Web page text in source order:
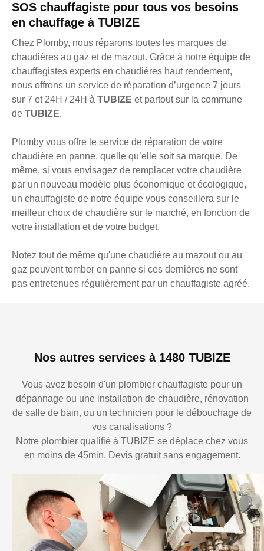
SOS chauffagiste pour tous vos besoins
en chauffage à TUBIZE
Chez Plomby, nous réparons toutes les marques de
chaudières au gaz et de mazout. Grâce à notre équipe de
chauffagistes experts en chaudières haut rendement,
nous offrons un service de réparation d’urgence 7 jours
sur 7 et 24H / 24H à TUBIZE et partout sur la commune
de TUBIZE.
Plomby vous offre le service de réparation de votre
chaudière en panne, quelle qu’elle soit sa marque. De
même, si vous envisagez de remplacer votre chaudière
par un nouveau modèle plus économique et écologique,
un chauffagiste de notre équipe vous conseillera sur le
meilleur choix de chaudière sur le marché, en fonction de
votre installation et de votre budget.
Notez tout de même qu'une chaudière au mazout ou au
gaz peuvent tomber en panne si ces dernières ne sont
pas entretenues régulièrement par un chauffagiste agréé.
Nos autres services à 1480 TUBIZE
Vous avez besoin d'un plombier chauffagiste pour un
dépannage ou une installation de chaudière, rénovation
de salle de bain, ou un technicien pour le débouchage de
vos canalisations ?
Notre plombier qualifié à TUBIZE se déplace chez vous
en moins de 45min. Devis gratuit sans engagement.